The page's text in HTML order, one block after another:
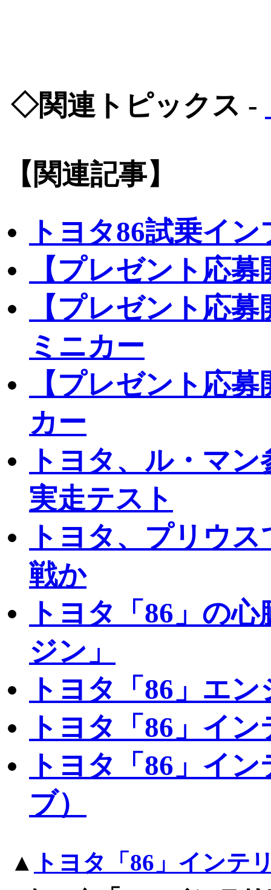
◇関連トピックス -
【関連記事】
トヨタ86試乗イ
【プレゼント応
【プレゼント応
ミニカー
【プレゼント応
カー
トヨタ、ル・マ
実走テスト
トヨタ、プリウ
戦か
トヨタ「86」の
ジン」
トヨタ「86」エ
トヨタ「86」イ
トヨタ「86」イ
ブ）
▲
トヨタ「86」インテ